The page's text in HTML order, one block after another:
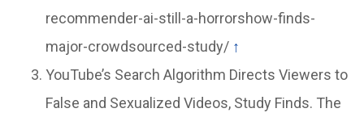
recommender-ai-still-a-horrorshow-finds-
major-crowdsourced-study/ ↑
YouTube’s Search Algorithm Directs Viewers to
False and Sexualized Videos, Study Finds. The